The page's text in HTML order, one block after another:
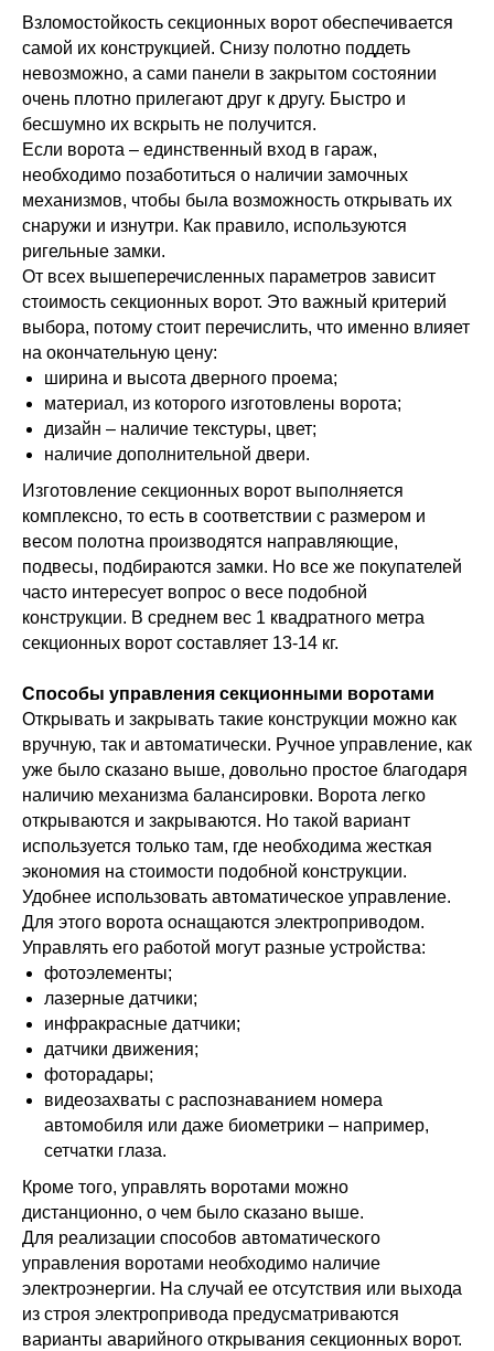
Взломостойкость секционных ворот обеспечивается
самой их конструкцией. Снизу полотно поддеть
невозможно, а сами панели в закрытом состоянии
очень плотно прилегают друг к другу. Быстро и
бесшумно их вскрыть не получится.
Если ворота – единственный вход в гараж,
необходимо позаботиться о наличии замочных
механизмов, чтобы была возможность открывать их
снаружи и изнутри. Как правило, используются
ригельные замки.
От всех вышеперечисленных параметров зависит
стоимость секционных ворот. Это важный критерий
выбора, потому стоит перечислить, что именно влияет
на окончательную цену:
ширина и высота дверного проема;
материал, из которого изготовлены ворота;
дизайн – наличие текстуры, цвет;
наличие дополнительной двери.
Изготовление секционных ворот выполняется
комплексно, то есть в соответствии с размером и
весом полотна производятся направляющие,
подвесы, подбираются замки. Но все же покупателей
часто интересует вопрос о весе подобной
конструкции. В среднем вес 1 квадратного метра
секционных ворот составляет 13-14 кг.
Способы управления секционными воротами
Открывать и закрывать такие конструкции можно как
вручную, так и автоматически. Ручное управление, как
уже было сказано выше, довольно простое благодаря
наличию механизма балансировки. Ворота легко
открываются и закрываются. Но такой вариант
используется только там, где необходима жесткая
экономия на стоимости подобной конструкции.
Удобнее использовать автоматическое управление.
Для этого ворота оснащаются электроприводом.
Управлять его работой могут разные устройства:
фотоэлементы;
лазерные датчики;
инфракрасные датчики;
датчики движения;
фоторадары;
видеозахваты с распознаванием номера
автомобиля или даже биометрики – например,
сетчатки глаза.
Кроме того, управлять воротами можно
дистанционно, о чем было сказано выше.
Для реализации способов автоматического
управления воротами необходимо наличие
электроэнергии. На случай ее отсутствия или выхода
из строя электропривода предусматриваются
варианты аварийного открывания секционных ворот.